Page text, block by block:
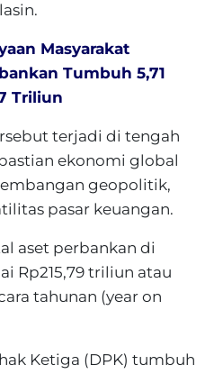
Masyarakat
Tumbuh 5,71
Triliun
terjadi di tengah
ekonomi global
geopolitik,
pasar keuangan.
aset perbankan di
Rp215,79 triliun atau
tahunan (year on
Ketiga (DPK) tumbuh